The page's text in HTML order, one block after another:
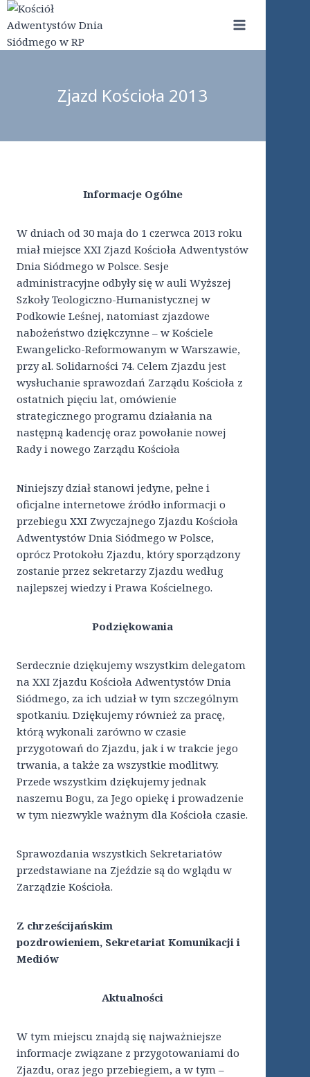
Przejdź
do
treści
Zjazd Kościoła 2013
Informacje Ogólne
W dniach od 30 maja do 1 czerwca 2013 roku
miał miejsce XXI Zjazd Kościoła Adwentystów
Dnia Siódmego w Polsce. Sesje
administracyjne odbyły się w auli Wyższej
Szkoły Teologiczno-Humanistycznej w
Podkowie Leśnej, natomiast zjazdowe
nabożeństwo dziękczynne – w Kościele
Ewangelicko-Reformowanym w Warszawie,
przy al. Solidarności 74. Celem Zjazdu jest
wysłuchanie sprawozdań Zarządu Kościoła z
ostatnich pięciu lat, omówienie
strategicznego programu działania na
następną kadencję oraz powołanie nowej
Rady i nowego Zarządu Kościoła
Niniejszy dział stanowi jedyne, pełne i
oficjalne internetowe źródło informacji o
przebiegu XXI Zwyczajnego Zjazdu Kościoła
Adwentystów Dnia Siódmego w Polsce,
oprócz Protokołu Zjazdu, który sporządzony
zostanie przez sekretarzy Zjazdu według
najlepszej wiedzy i Prawa Kościelnego.
Podziękowania
Serdecznie dziękujemy wszystkim delegatom
na XXI Zjazdu Kościoła Adwentystów Dnia
Siódmego, za ich udział w tym szczególnym
spotkaniu. Dziękujemy również za pracę,
którą wykonali zarówno w czasie
przygotowań do Zjazdu, jak i w trakcie jego
trwania, a także za wszystkie modlitwy.
Przede wszystkim dziękujemy jednak
naszemu Bogu, za Jego opiekę i prowadzenie
w tym niezwykle ważnym dla Kościoła czasie.
Sprawozdania wszystkich Sekretariatów
przedstawiane na Zjeździe są do wglądu w
Zarządzie Kościoła.
Z chrześcijańskim
pozdrowieniem, Sekretariat Komunikacji i
Mediów
Aktualności
W tym miejscu znajdą się najważniejsze
informacje związane z przygotowaniami do
Zjazdu, oraz jego przebiegiem, a w tym –